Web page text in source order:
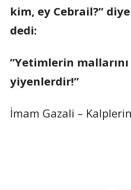
kim, ey Cebrail?”
dedi:
”Yetimlerin mallarını
yiyenlerdir!”
İmam Gazali –